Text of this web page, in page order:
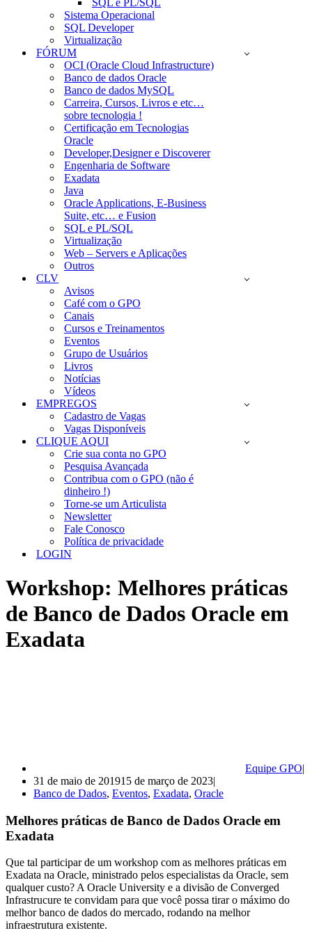
SQL e PL/SQL
Sistema Operacional
SQL Developer
Virtualização
FÓRUM
OCI (Oracle Cloud Infrastructure)
Banco de dados Oracle
Banco de dados MySQL
Carreira, Cursos, Livros e etc…
sobre tecnologia !
Certificação em Tecnologias
Oracle
Developer,Designer e Discoverer
Engenharia de Software
Exadata
Java
Oracle Applications, E-Business
Suite, etc… e Fusion
SQL e PL/SQL
Virtualização
Web – Servers e Aplicações
Outros
CLV
Avisos
Café com o GPO
Canais
Cursos e Treinamentos
Eventos
Grupo de Usuários
Livros
Notícias
Vídeos
EMPREGOS
Cadastro de Vagas
Vagas Disponíveis
CLIQUE AQUI
Crie sua conta no GPO
Pesquisa Avançada
Contribua com o GPO (não é
dinheiro !)
Torne-se um Articulista
Newsletter
Fale Conosco
Política de privacidade
LOGIN
Workshop: Melhores práticas
de Banco de Dados Oracle em
Exadata
Equipe GPO
31 de maio de 201915 de março de 2023
Banco de Dados, Eventos, Exadata, Oracle
Melhores práticas de Banco de Dados Oracle em
Exadata
Que tal participar de um workshop com as melhores práticas em
Exadata na Oracle, ministrado pelos especialistas da Oracle, sem
qualquer custo? A Oracle University e a divisão de Converged
Infrastrucure te convidam para que você possa tirar o máximo do
melhor banco de dados do mercado, rodando na melhor
infraestrutura existente.